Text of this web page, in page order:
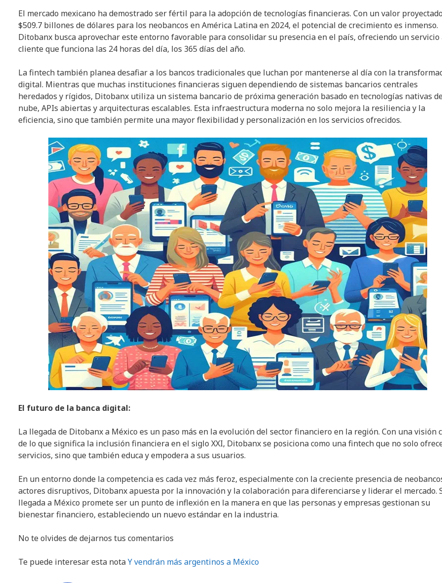
El mercado mexicano ha demostrado ser fértil para la adopción de tecnologías financieras. Con un valor
$509.7 billones de dólares para los neobancos en América Latina en 2024, el potencial de crecimiento es inmenso.
Ditobanx busca aprovechar este entorno favorable para consolidar su presencia en el país, ofreciendo un servicio
cliente que funciona las 24 horas del día, los 365 días del año.
La fintech también planea desafiar a los bancos tradicionales que luchan por mantenerse al día con la
digital. Mientras que muchas instituciones financieras siguen dependiendo de sistemas bancarios centrales
heredados y rígidos, Ditobanx utiliza un sistema bancario de próxima generación basado en tecnologías nativas
nube, APIs abiertas y arquitecturas escalables. Esta infraestructura moderna no solo mejora la resiliencia y la
eficiencia, sino que también permite una mayor flexibilidad y personalización en los servicios ofrecidos.
El futuro de la banca digital:
La llegada de Ditobanx a México es un paso más en la evolución del sector financiero en la región. Con una visión
de lo que significa la inclusión financiera en el siglo XXI, Ditobanx se posiciona como una fintech que no solo
servicios, sino que también educa y empodera a sus usuarios.
En un entorno donde la competencia es cada vez más feroz, especialmente con la creciente presencia de
actores disruptivos, Ditobanx apuesta por la innovación y la colaboración para diferenciarse y liderar el mercado.
llegada a México promete ser un punto de inflexión en la manera en que las personas y empresas gestionan su
bienestar financiero, estableciendo un nuevo estándar en la industria.
No te olvides de dejarnos tus comentarios
Te puede interesar esta notaY vendrán más argentinos a México